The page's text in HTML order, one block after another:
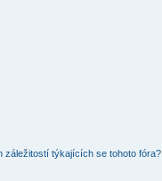
záležitostí týkajících se tohoto fóra?